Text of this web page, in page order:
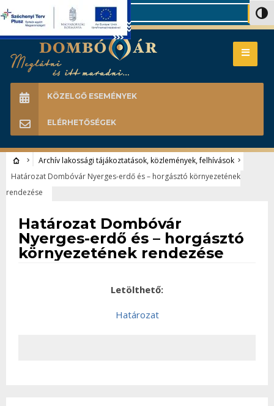
Search
KÖZELGŐ ESEMÉNYEK
ELÉRHETŐSÉGEK
Archív lakossági tájákoztatások, közlemények, felhívások
Határozat Dombóvár Nyerges-erdő és – horgásztó környezetének
rendezése
Határozat Dombóvár
Nyerges-erdő és – horgásztó
környezetének rendezése
Letölthető:
Határozat